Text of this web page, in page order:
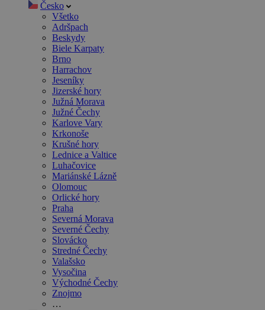
Česko
Všetko
Adršpach
Beskydy
Biele Karpaty
Brno
Harrachov
Jeseníky
Jizerské hory
Južná Morava
Južné Čechy
Karlove Vary
Krkonoše
Krušné hory
Lednice a Valtice
Luhačovice
Mariánské Lázně
Olomouc
Orlické hory
Praha
Severná Morava
Severné Čechy
Slovácko
Stredné Čechy
Valašsko
Vysočina
Východné Čechy
Znojmo
…